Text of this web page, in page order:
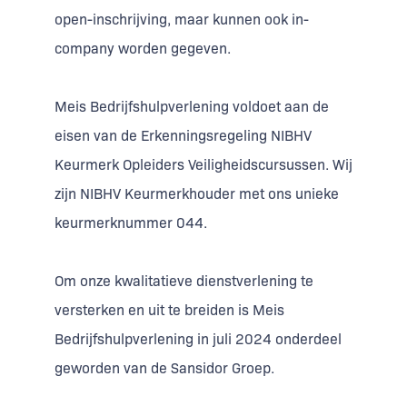
open-inschrijving, maar kunnen ook in-
company worden gegeven.
Meis Bedrijfshulpverlening voldoet aan de
eisen van de Erkenningsregeling NIBHV
Keurmerk Opleiders Veiligheidscursussen. Wij
zijn NIBHV Keurmerkhouder met ons unieke
keurmerknummer 044.
Om onze kwalitatieve dienstverlening te
versterken en uit te breiden is Meis
Bedrijfshulpverlening in juli 2024 onderdeel
geworden van de Sansidor Groep.